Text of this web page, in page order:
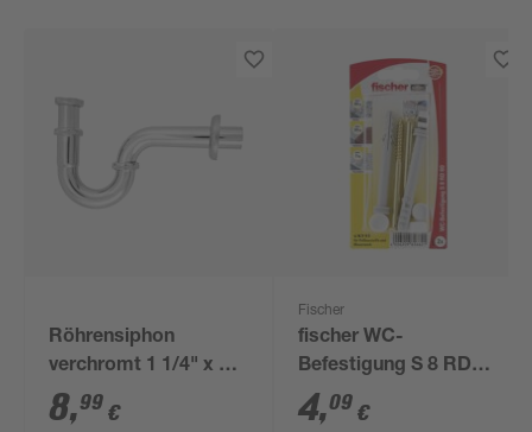
Röhrensiphon
verchromt 1 1/4" x 32
mm
8,99 €
Fischer
fischer WC-
Befestigung S 8 RD
80 2 Stück
4,09 €